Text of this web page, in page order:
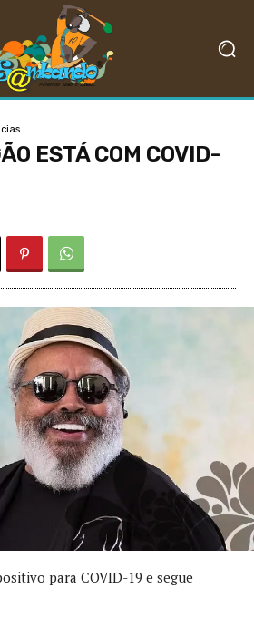
ESTÁ COM COVID-
para COVID-19 e segue